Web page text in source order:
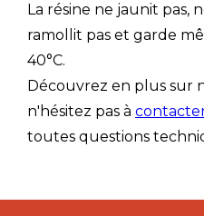
La résine ne jaunit pas,
ramollit pas et garde
40°C.
Découvrez en plus sur
n'hésitez pas à
toutes questions